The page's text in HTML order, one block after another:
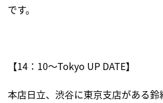
です。
【14：10〜Tokyo UP DATE】
本店日立、渋谷に東京支店がある鈴